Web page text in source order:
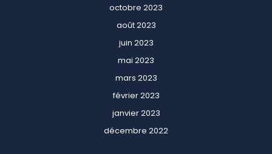
octobre 2023
août 2023
juin 2023
mai 2023
mars 2023
février 2023
janvier 2023
décembre 2022